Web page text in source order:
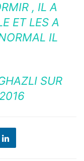
, IL A
ET LES A
IL
SUR